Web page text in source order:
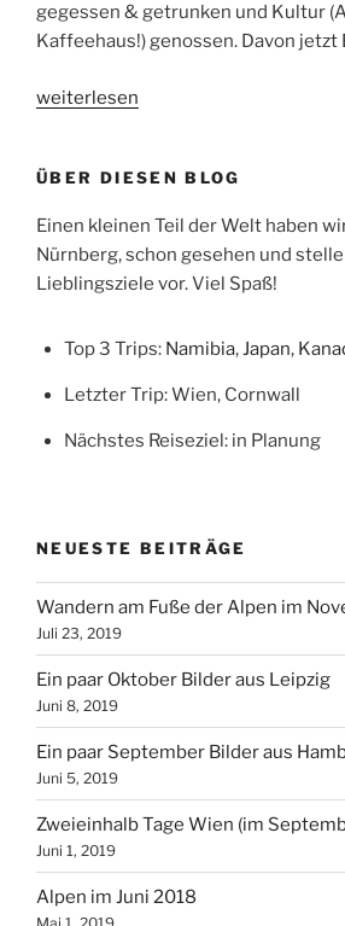
gegessen & getrunken und Kultur
Kaffeehaus!) genossen. Davon jetzt
„Zweieinhalb
(im
September
weiterlesen
ÜBER DIESEN BLOG
Einen kleinen Teil der Welt haben
Nürnberg, schon gesehen und
Lieblingsziele vor. Viel Spaß!
Top 3 Trips: Namibia,Japan,
Letzter Trip: Wien, Cornwall
Nächstes Reiseziel: in Planung
NEUESTE BEITRÄGE
Wandern am Fuße der Alpen im
Juli 23, 2019
Ein paar Oktober Bilder aus Leipzig
Juni 8, 2019
Ein paar September Bilder aus
Juni 5, 2019
Zweieinhalb Tage Wien (im
Juni 1, 2019
Alpen im Juni 2018